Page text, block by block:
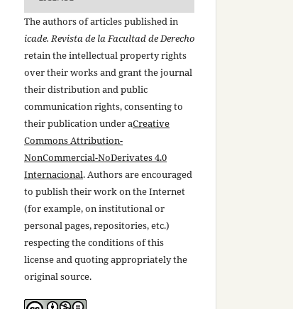
The authors of articles published in
icade. Revista de la Facultad de Derecho
retain the intellectual property rights
over their works and grant the journal
their distribution and public
communication rights, consenting to
their publication under aCreative
Commons Attribution-
NonCommercial-NoDerivates 4.0
Internacional. Authors are encouraged
to publish their work on the Internet
(for example, on institutional or
personal pages, repositories, etc.)
respecting the conditions of this
license and quoting appropriately the
original source.